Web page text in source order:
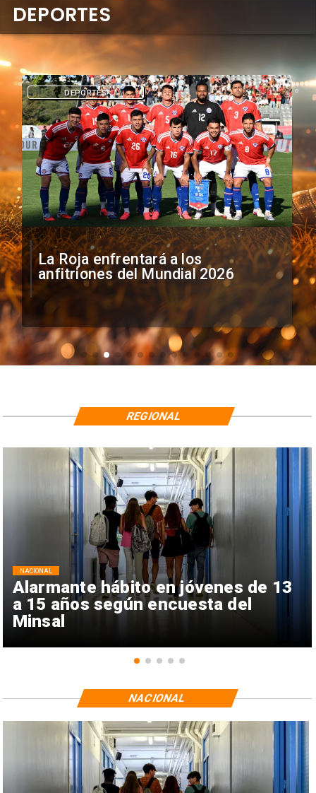
Fiscalía pide prisión preventiva
para Michael Clark en Caso Sartor
DEPORTES
DEPORTES
Alarmante hábito en jóvenes de 13
a 15 años según encuesta del
Minsal
NACIONAL
REGIONAL
NACIONAL